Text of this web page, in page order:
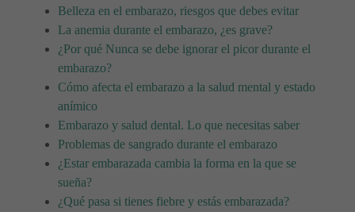
Belleza en el embarazo, riesgos que debes evitar
La anemia durante el embarazo, ¿es grave?
¿Por qué Nunca se debe ignorar el picor durante el
embarazo?
Cómo afecta el embarazo a la salud mental y estado
anímico
Embarazo y salud dental. Lo que necesitas saber
Problemas de sangrado durante el embarazo
¿Estar embarazada cambia la forma en la que se
sueña?
¿Qué pasa si tienes fiebre y estás embarazada?